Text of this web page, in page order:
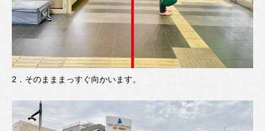
2． そのまままっすぐ向かいます。